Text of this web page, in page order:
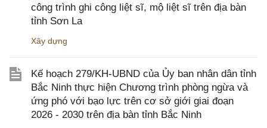
công trình ghi công liệt sĩ, mộ liệt sĩ trên địa bàn
tỉnh Sơn La
Xây dựng
Kế hoạch 279/KH-UBND của Ủy ban nhân dân tỉnh
Bắc Ninh thực hiện Chương trình phòng ngừa và
ứng phó với bạo lực trên cơ sở giới giai đoạn
2026 - 2030 trên địa bàn tỉnh Bắc Ninh